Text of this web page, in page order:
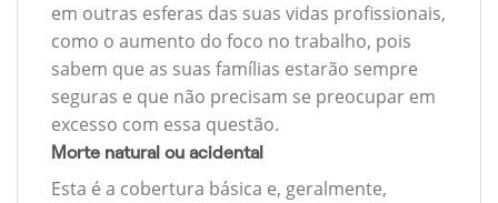
em outras esferas das suas vidas profissionais,
como o aumento do foco no trabalho, pois
sabem que as suas famílias estarão sempre
seguras e que não precisam se preocupar em
excesso com essa questão.
Morte natural ou acidental
Esta é a cobertura básica e, geralmente,